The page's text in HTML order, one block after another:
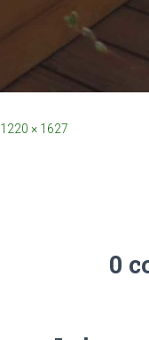
1220 × 1627
0